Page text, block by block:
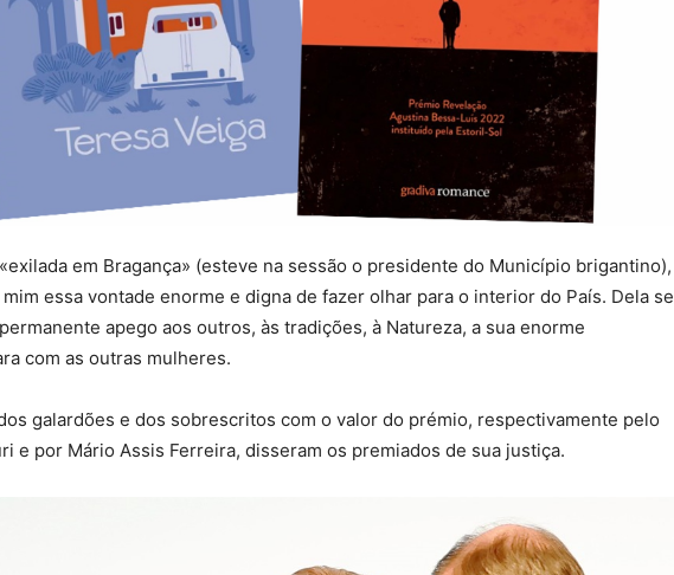
em Bragança» (esteve na sessão o presidente do Município brigantino),
essa vontade enorme e digna de fazer olhar para o interior do País. Dela se
apego aos outros, às tradições, à Natureza, a sua enorme
com as outras mulheres.
galardões e dos sobrescritos com o valor do prémio, respectivamente pelo
e por Mário Assis Ferreira, disseram os premiados de sua justiça.